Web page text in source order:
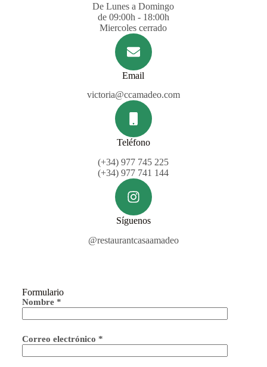
De Lunes a Domingo
de 09:00h - 18:00h
Miercoles cerrado
Email
victoria@ccamadeo.com
Teléfono
(+34) 977 745 225
(+34) 977 741 144
Síguenos
@restaurantcasaamadeo
Formulario
Nombre *
Correo electrónico *